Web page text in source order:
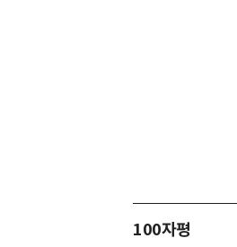
100자평